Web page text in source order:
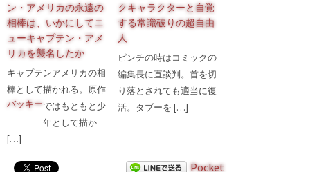
ン・アメリカの永遠の
相棒は、いかにしてニ
ューキャプテン・アメ
リカを襲名したか
キャプテンアメリカの相
棒として描かれる
バッキー
。原作
ではもともと少
年として描か
[…]
クキャラクターと自覚
する常識破りの超自由
人
ピンチの時はコミックの
編集長に直談判。首を切
り落とされても適当に復
活。タブーを […]
Pocket